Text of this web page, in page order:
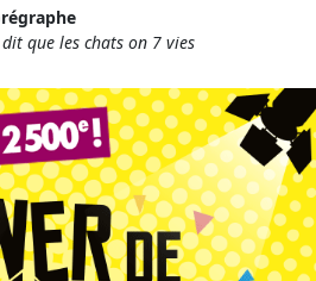
que les chats on 7 vies